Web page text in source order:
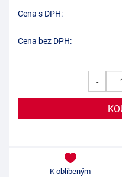
Cena s DPH:
Cena bez DPH:
-
K oblíbeným